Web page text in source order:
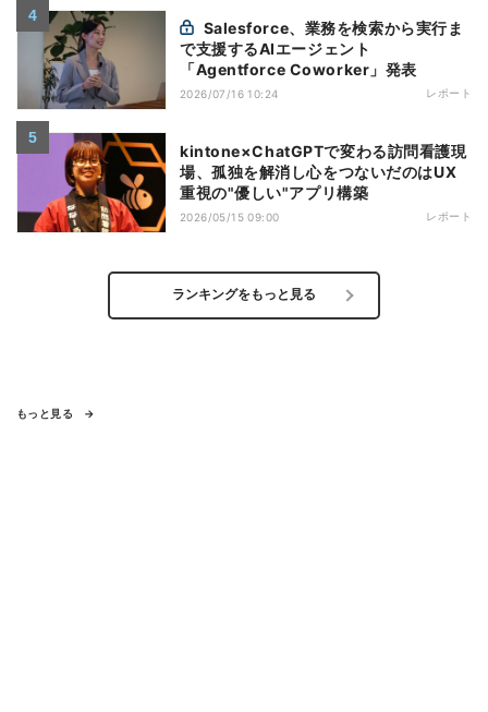
で支援するAIエージェント
「Agentforce Coworker」発表
2026/07/16 10:24 レポート
kintone×ChatGPTで変わる訪問看護現
場、孤独を解消し心をつないだのはUX
重視の"優しい"アプリ構築
2026/05/15 09:00 レポート
ランキングをもっと見る
もっと見る